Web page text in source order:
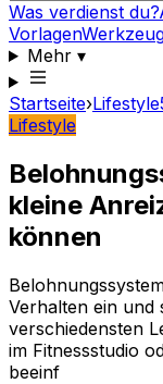
Was verdienst du?
Vorlagen
Mehr▾
Startseite›Lifestyle
Lifestyle
kleine
können
Verhalten ein und
verschiedensten
im Fitnessstudio
beeinf